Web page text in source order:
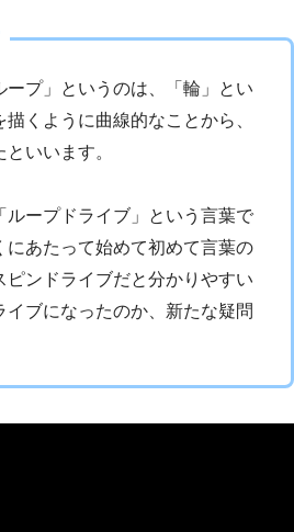
ープ」というのは、「輪」とい
くように曲線的なことから、
いいます。
ループドライブ」という言葉で
にあたって始めて初めて言葉の
ピンドライブだと分かりやすい
ブになったのか、新たな疑問